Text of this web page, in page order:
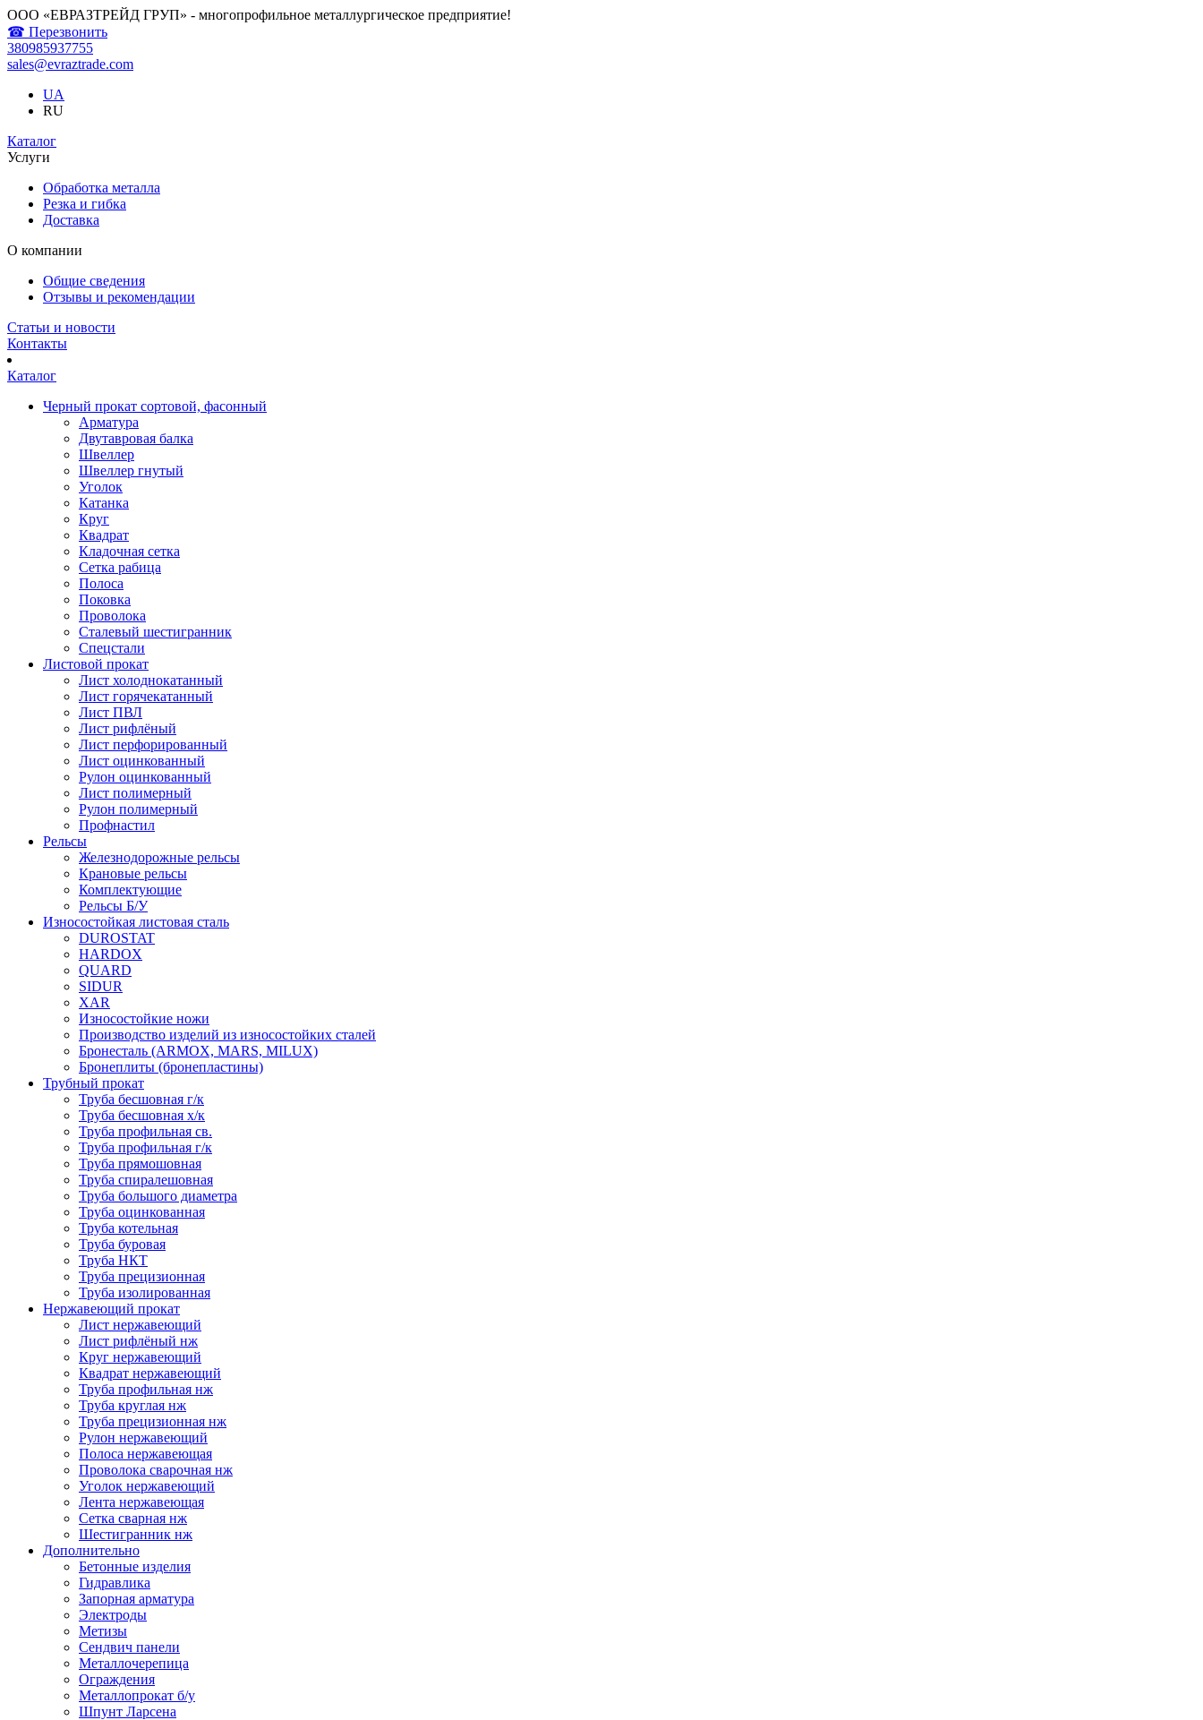
ООО «ЕВРАЗТРЕЙД ГРУП» - многопрофильное металлургическое предприятие!
☎ Перезвонить
380985937755
sales@evraztrade.com
UA
RU
Каталог
Услуги
Обработка металла
Резка и гибка
Доставка
О компании
Общие сведения
Отзывы и рекомендации
Статьи и новости
Контакты
Каталог
Черный прокат сортовой, фасонный
Арматура
Двутавровая балка
Швеллер
Швеллер гнутый
Уголок
Катанка
Круг
Квадрат
Кладочная сетка
Сетка рабица
Полоса
Поковка
Проволока
Сталевый шестигранник
Спецстали
Листовой прокат
Лист холоднокатанный
Лист горячекатанный
Лист ПВЛ
Лист рифлёный
Лист перфорированный
Лист оцинкованный
Рулон оцинкованный
Лист полимерный
Рулон полимерный
Профнастил
Рельсы
Железнодорожные рельсы
Крановые рельсы
Комплектующие
Рельсы Б/У
Износостойкая листовая сталь
DUROSTAT
HARDOX
QUARD
SIDUR
XAR
Износостойкие ножи
Производство изделий из износостойких сталей
Бронесталь (ARMOX, MARS, MILUX)
Бронеплиты (бронепластины)
Трубный прокат
Труба бесшовная г/к
Труба бесшовная х/к
Труба профильная св.
Труба профильная г/к
Труба прямошовная
Труба спиралешовная
Труба большого диаметра
Труба оцинкованная
Труба котельная
Труба буровая
Труба НКТ
Труба прецизионная
Труба изолированная
Нержавеющий прокат
Лист нержавеющий
Лист рифлёный нж
Круг нержавеющий
Квадрат нержавеющий
Труба профильная нж
Труба круглая нж
Труба прецизионная нж
Рулон нержавеющий
Полоса нержавеющая
Проволока сварочная нж
Уголок нержавеющий
Лента нержавеющая
Сетка сварная нж
Шестигранник нж
Дополнительно
Бетонные изделия
Гидравлика
Запорная арматура
Электроды
Метизы
Сендвич панели
Металлочерепица
Ограждения
Металлопрокат б/у
Шпунт Ларсена